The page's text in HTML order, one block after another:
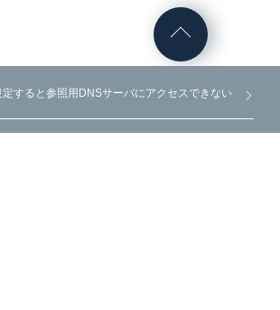
すると参照用DNSサーバにアクセスできない